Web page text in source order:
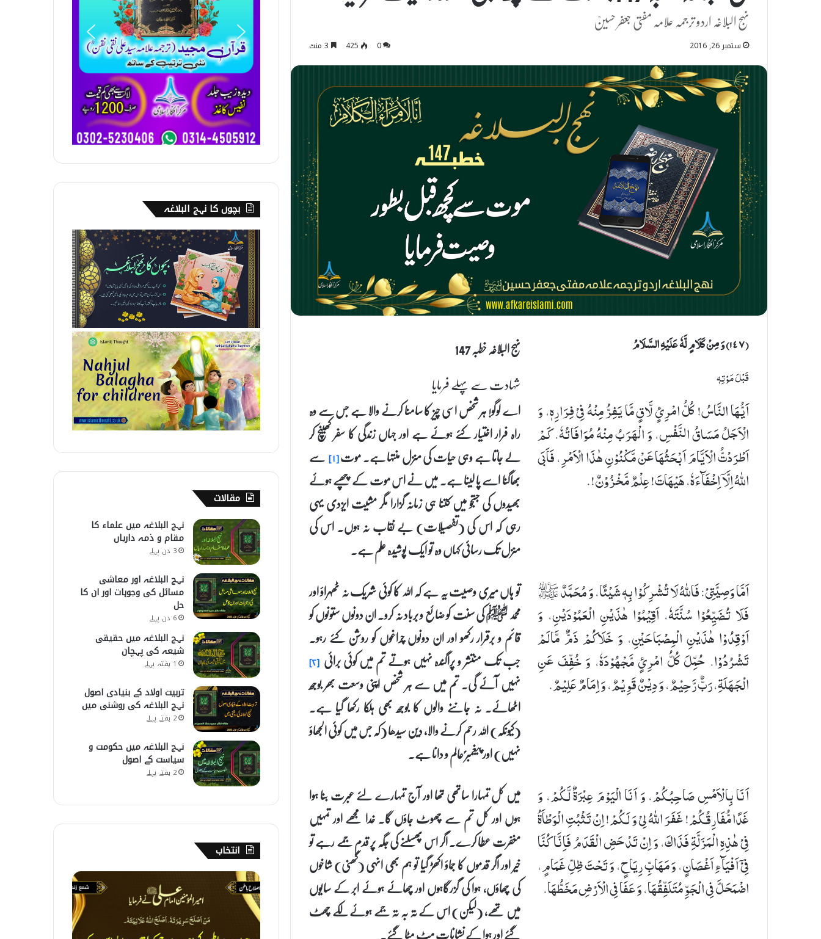
نہج البلاغہ اردو ترجمہ علامہ مفتی جعفر حسینؒ
ستمبر 26, 2016 0
425
(۱٤٧) وَ مِنْ كَلَامٍ لَّهٗ عَلَیْهِ السَّلَامُ نہج البلاغہ خطبہ 147
قَبْلَ مَوْتِهٖ شہادت سے پہلے فرمایا
اَیُّهَا النَّاسُ! كُلُّ امْرِئٍ لَّاقٍ مَّا یَفِرُّ مِنْهُ فِیْ فِرَارِهٖ، وَ
الْاَجَلُ مَسَاقُ النَّفْسِ، وَ الْهَرَبُ مِنْهُ مُوَافَاتُهٗ. كَمْ
اَطْرَدْتُّ الْاَیَّامَ اَبْحَثُهَا عَنْ مَّكْنُوْنِ هٰذَا الْاَمْرِ، فَاَبَی
اللهُ اِلَّاۤ اِخْفَآءَهٗ، هَیْهَاتَ! عِلْمٌ مَّخْزُوْنٌ!.
اے لوگو! ہر شخص اسی چیز کا سامنا کرنے والا ہے جس سے وہ
راہ فرار اختیار کئے ہوئے ہے اور جہاں زندگی کا سفر کھینچ کر
لے جاتا ہے وہی حیات کی منزل منتہا ہے۔ موت[۱] سے
بھاگنا اسے پا لینا ہے۔ میں نے اس موت کے چھپے ہوئے
بھیدوں کی جستجو میں کتنا ہی زمانہ گزارا مگر مشیت ایزدی یہی
رہی کہ اس کی (تفصیلات) بے نقاب نہ ہوں۔ اس کی
منزل تک رسائی کہاں وہ تو ایک پوشیدہ علم ہے۔
اَمَّا وَصِیَّتِیْ: فَاللهُ لَا تُشْرِكُوْا بِهٖ شَیْئًا، وَ مُحَمَّدٌ ﷺ
فَلَا تُضَیِّعُوْا سُنَّتَهٗ، اَقِیْمُوْا هٰذَیْنِ الْعَمُوْدَیْنِ، وَ
اَوْقِدُوْا هٰذَیْنِ الْمِصْبَاحَیْنِ، وَ خَلَاكُمْ ذَمٌّ مَّالَمْ
تَشْرُدُوْا. حُمِّلَ كُلُّ امْرِئٍ مَّجْهُوْدَهٗ، وَ خُفِّفَ عَنِ
الْجَهَلَةِ، رَبٌّ رَّحِیْمٌ، وَ دِیْنٌ قَوِیْمٌ، وَ اِمَامٌ عَلِیْمٌ.
تو ہاں میری وصیت یہ ہے کہ اللہ کا کوئی شریک نہ ٹھہراؤ اور
محمد ﷺ کی سنت کو ضائع و برباد نہ کرو۔ ان دونوں ستونوں کو
قائم و برقرار رکھو اور ان دونوں چراغوں کو روشن کئے رہو۔
جب تک منتشر و پراگندہ نہیں ہوتے تم میں کوئی برائی [۲]
نہیں آئے گی۔ تم میں سے ہر شخص اپنی وسعت بھر بوجھ
اٹھائے۔ نہ جاننے والوں کا بوجھ بھی ہلکا رکھا گیا ہے۔
(کیونکہ) اللہ رحم کرنے والا، دین سیدھا (کہ جس میں کوئی الجھاؤ
نہیں) اور پیغمبرؐ عالم و دانا ہے۔
اَنَا بِالْاَمْسِ صَاحِبُكُمْ، وَ اَنَا الْیَوْمَ عِبْرَةٌ لَّكُمْ، وَ
غَدًا مُّفَارِقُكُمْ! غَفَرَ اللهُ لِیْ وَ لَكُمْ! اِنْ تَثْبُتِ الْوَطْاَةُ
فِیْ هٰذِهِ الْمَزَلَّةِ فَذَاكَ، وَ اِنْ تَدْحَضِ الْقَدَمُ فَاِنَّا كُنَّا
فِیْۤ اَفْیَآءِ اَغْصَانٍ، وَ مَهَابِّ رِیَاحٍ، وَ تَحْتَ ظِلِّ غَمَامٍ،
اضْمَحَلَّ فِی الْجَوِّ مُتَلَفِّقُهَا، وَ عَفَا فِی الْاَرْضِ مَخَطُّهَا.
میں کل تمہارا ساتھی تھا اور آج تمہارے لئے عبرت بنا ہوا
ہوں اور کل تم سے چھوٹ جاؤں گا۔ خدا مجھے اور تمہیں
مغفرت عطا کرے۔ اگر اس پھسلنے کی جگہ پر قدم جمے رہے تو
خیر اور اگر قدموں کا جماؤ اکھڑ گیا تو ہم بھی انہی (گھنی) شاخوں
کی چھاؤں، ہوا کی گزرگاہوں اور چھائے ہوئے ابر کے سایوں
میں تھے، (لیکن) اس کے تہ بہ تہ جمے ہوئے لکے چھٹ
بچوں کا نہج البلاغہ
مقالات
نہج البلاغہ میں علماء کا
مقام و ذمہ داریاں
3 دن پہلے
نہج البلاغہ اور معاشی
مسائل کی وجوہات اور ان کا
حل
6 دن پہلے
نہج البلاغہ میں حقیقی
شیعہ کی پہچان
1 ہفتہ پہلے
تربیت اولاد کے بنیادی اصول
نہج البلاغہ کی روشنی میں
2 ہفتے پہلے
نہج البلاغہ میں حکومت و
سیاست کے اصول
2 ہفتے پہلے
انتخاب
3
5
5
۔